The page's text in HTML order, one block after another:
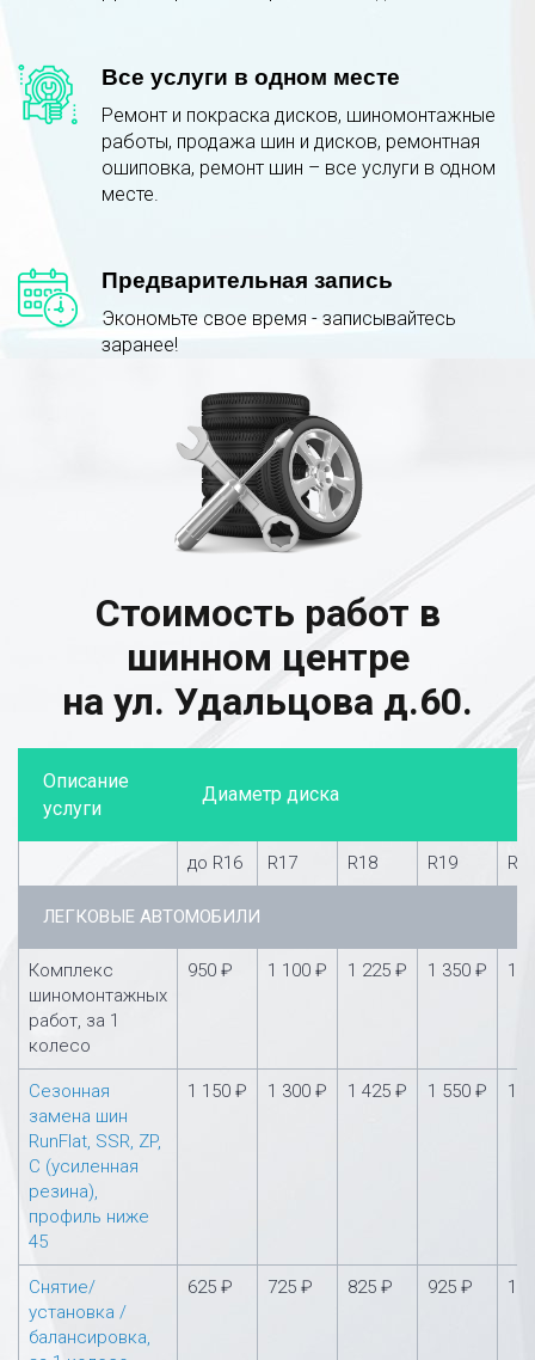
Все услуги в одном месте
Ремонт и покраска дисков, шиномонтажные
работы, продажа шин и дисков, ремонтная
ошиповка, ремонт шин – все услуги в одном
месте.
Предварительная запись
Экономьте свое время - записывайтесь
заранее!
Стоимость работ в
шинном центре
на ул. Удальцова д.60.
Описание
услуги
Диаметр диска
до R16 R17 R18 R19
ЛЕГКОВЫЕ АВТОМОБИЛИ
Комплекс
шиномонтажных
работ, за 1
колесо
950 ₽ 1 100 ₽ 1 225 ₽ 1 350 ₽ 1
Сезонная
замена шин
RunFlat, SSR, ZP,
С (усиленная
резина),
профиль ниже
45
1 150 ₽ 1 300 ₽ 1 425 ₽ 1 550 ₽ 1
Снятие/
установка /
балансировка,
625 ₽ 725 ₽ 825 ₽ 925 ₽ 1